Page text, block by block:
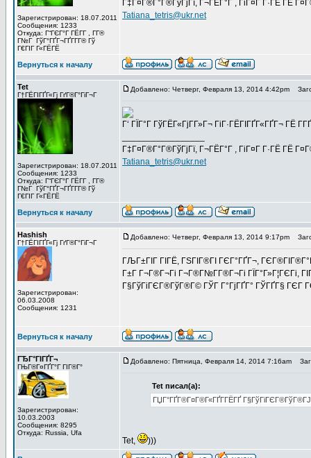
Зарегистрирован: 18.07.2011
Сообщения: 1233
Откуда: Г“ГЄГ°Г ГЁГ­Г , Г­Г®
Г№Г ГўГ°ГҐГ¬ГҐГ­Г­Г® Гў
Г€ГІГ Г«ГЁГЁ
Г‡Г¤Г®Г°Г®ГўГјГї, Г¬ГЁГ°Г , ГіГ¤Г Г·ГЁ ГЁ
Tatiana_tetris@ukr.net
Вернуться к началу
Tet
Г†ГЁГІГҐГ«Гј ГґГ®Г°ГіГ¬Г
Зарегистрирован: 18.07.2011
Сообщения: 1233
Откуда: Г“ГЄГ°Г ГЁГ­Г , Г­Г®
Г№Г ГўГ°ГҐГ¬ГҐГ­Г­Г® Гў
Г€ГІГ Г«ГЁГЁ
Добавлено: Четверг, Февраля 13, 2014 4:42pm
Г‘ ГЇГ°Г ГўГЁГ«ГјГ­Г»Г¬ ГіГ·ГЁГІГҐГ«ГҐГ¬
Г‡Г¤Г®Г°Г®ГўГјГї, Г¬ГЁГ°Г , ГіГ¤Г Г·ГЁ ГЁ
Tatiana_tetris@ukr.net
Вернуться к началу
Hashish
Г†ГЁГІГҐГ«Гј ГґГ®Г°ГіГ¬Г
Зарегистрирован:
06.03.2008
Сообщения: 1231
Добавлено: Четверг, Февраля 13, 2014 9:17pm
ГЉГ±ГІГ ГІГЁ, ГЅГІГ®ГІ ГЄГ°ГҐГ¬,
Г±Г Г¬Г®Г¬Гі Г¬Г®Г№Г­Г®Г¬Гі ГЇГ°Г»Г¦ГЄГі,
Г§ГўГіГЄГ®ГўГ®Г© ГЎГ Г°ГјГҐГ° ГЎГҐГ§ ГЄГ
Вернуться к началу
ГЂГ°ГІГҐГ¬
ГЊГ®Г¤ГҐГ°Г ГІГ®Г°
Зарегистрирован:
10.03.2003
Сообщения: 8295
Откуда: Russia, Ufa
Добавлено: Пятница, Февраля 14, 2014 7:16am
Tet писал(а):
ГЏГ°ГҐГ®Г¤Г®Г«ГҐГ­ГЁГҐ
Tet, )))